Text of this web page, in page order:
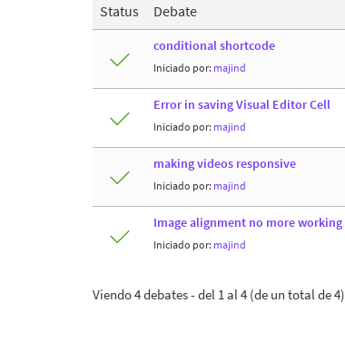
Status Debate
conditional shortcode
Iniciado por: majind
Error in saving Visual Editor Cell
Iniciado por: majind
making videos responsive
Iniciado por: majind
Image alignment no more working
Iniciado por: majind
Viendo 4 debates - del 1 al 4 (de un total de 4)